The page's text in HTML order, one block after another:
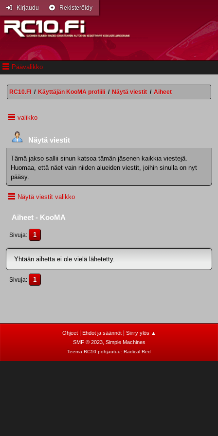
Päävalikko
Kirjaudu Rekisteröidy
RC10.FI / Käyttäjän KooMA profiili / Näytä viestit / Aiheet
valikko
Näytä viestit
Tämä jakso sallii sinun katsoa tämän jäsenen kaikkia viestejä.
Huomaa, että näet vain niiden alueiden viestit, joihin sinulla on nyt
pääsy.
Näytä viestit valikko
Aiheet - KooMA
Sivuja 1
Yhtään aihetta ei ole vielä lähetetty.
Sivuja 1
Ohjeet| Ehdot ja säännöt|
Siirry ylös ▲
SMF © 2023, Simple Machines
Teema RC10 pohjautuu: Radical Red